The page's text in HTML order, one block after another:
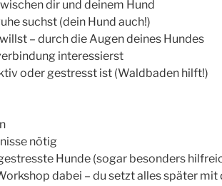
dir und deinem Hund
suchst (dein Hund auch!)
– durch die Augen deines Hundes
interessierst
oder gestresst ist (Waldbaden hilft!)
nötig
Hunde (sogar besonders
dabei – du setzt alles später mit